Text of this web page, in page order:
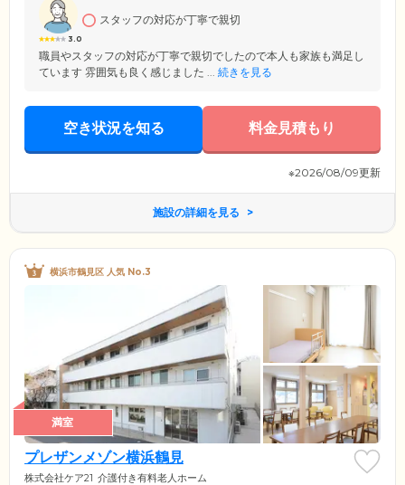
3.0
スタッフの対応が丁寧で親切
職員やスタッフの対応が丁寧で親切でしたので本人も家族も満足し
ています 雰囲気も良く感じました ... 続きを見る
空き状況を知る 料金見積もり
※2026/08/09更新
施設の詳細を見る
横浜市鶴見区 人気 No.3
満室
プレザンメゾン横浜鶴見
株式会社ケア21 介護付き有料老人ホーム